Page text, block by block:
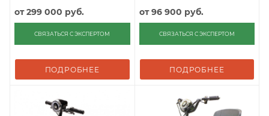
от299 000 руб.
СВЯЗАТЬСЯ С ЭКСПЕРТОМ
ПОДРОБНЕЕ
от96 900 руб.
СВЯЗАТЬСЯ С ЭКСПЕРТОМ
ПОДРОБНЕЕ